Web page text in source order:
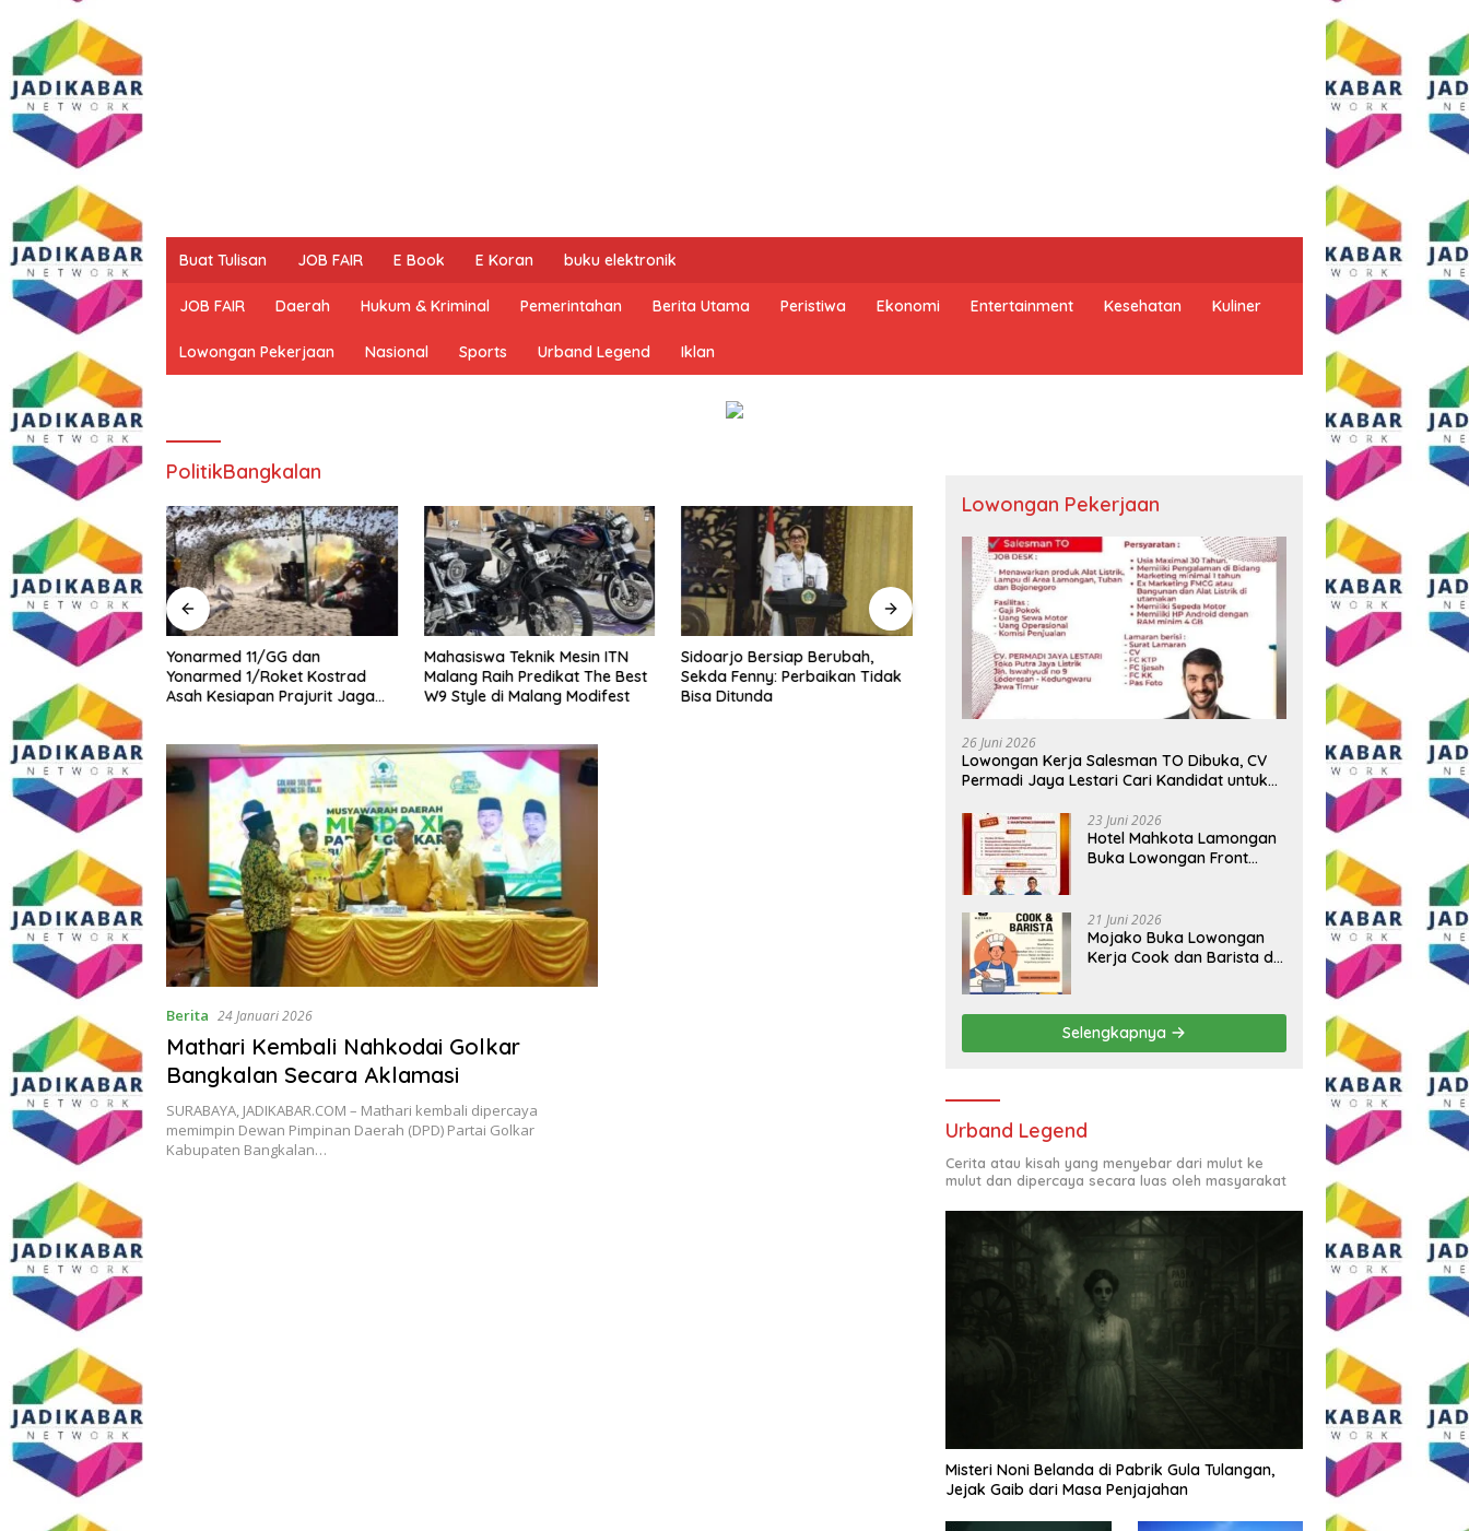
Buat Tulisan JOB FAIR E Book E Koran buku elektronik
JOB FAIR Daerah Hukum & Kriminal Pemerintahan Berita Utama Peristiwa Ekonomi Entertainment Kesehatan Kuliner
Lowongan Pekerjaan Nasional Sports Urband Legend Iklan
PolitikBangkalan
Wartawan
Gedung,
SMAN 1
DPD IWOI
Yonarmed 11/GG dan
Yonarmed 1/Roket Kostrad
Asah Kesiapan Prajurit Jaga
Mahasiswa Teknik Mesin ITN
Malang Raih Predikat The Best
W9 Style di Malang Modifest
Sidoarjo Bersiap Berubah,
Sekda Fenny: Perbaikan Tidak
Bisa Ditunda
Bukan Sekadar Ngopi, Presiden
LIRA Andi Syafrani
Konsolidasikan Kekuatan
Organisasi di Malang
Sambut HUT RI ke-81, Grand
Mercure Malang Mirama Gelar
Opening Ceremony Olimpiade
Agustusan 2026
Berita 24 Januari 2026
Mathari Kembali Nahkodai Golkar
Bangkalan Secara Aklamasi
SURABAYA, JADIKABAR.COM – Mathari kembali dipercaya
memimpin Dewan Pimpinan Daerah (DPD) Partai Golkar
Kabupaten Bangkalan…
Lowongan Pekerjaan
26 Juni 2026
Lowongan Kerja Salesman TO Dibuka, CV
Permadi Jaya Lestari Cari Kandidat untuk
23 Juni 2026
Hotel Mahkota Lamongan
Buka Lowongan Front
Syaratnya
21 Juni 2026
Mojako Buka Lowongan
Kerja Cook dan Barista di
Selengkapnya
Urband Legend
Cerita atau kisah yang menyebar dari mulut ke
mulut dan dipercaya secara luas oleh masyarakat
Misteri Noni Belanda di Pabrik Gula Tulangan,
Jejak Gaib dari Masa Penjajahan